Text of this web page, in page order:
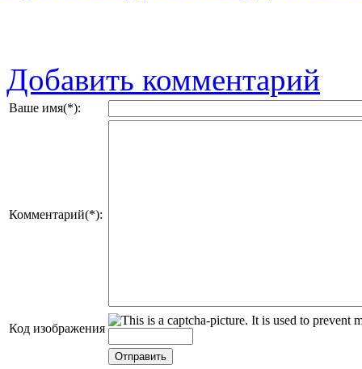
Добавить комментарий
Ваше имя(*):
Комментарий(*):
Код изображения